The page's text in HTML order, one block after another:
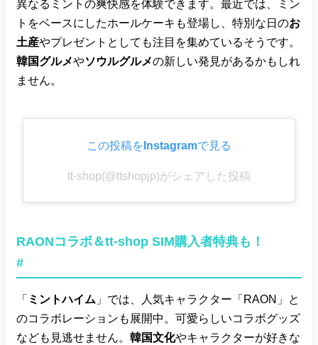
異なるミントの爽快感を体験できます。最近では、ミン
トをベースにしたホールケーキも登場し、特別な日のお
土産やプレゼントとしても注目を集めているそうです。
韓国グルメやソウルグルメの新しい発見があるかもしれ
ません。
この投稿をInstagramで見る
tt-shop(@ttshopjp)がシェアした投稿
RAONコラボ＆tt-shop SIM購入者特典も！
#
「 ミントハイム 」では、人気キャラクター「RAON」と
のコラボレーションも展開中。可愛らしいコラボグッズ
なども見逃せません。 韓国文化やキャラクターが好きな